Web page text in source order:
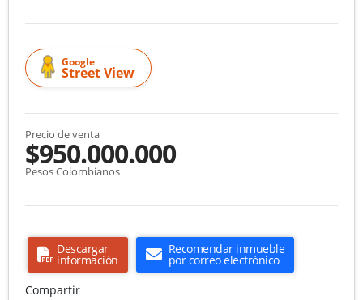
Google
Street View
Precio de venta
$950.000.000
Pesos Colombianos
Descargar
información
Recomendar inmueble
por correo electrónico
Compartir